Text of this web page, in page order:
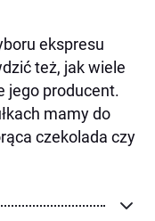
ekspresu
też, jak wiele
jego producent.
mamy do
czekolada czy